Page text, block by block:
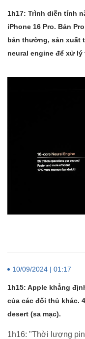
1h17: Trình diễn tính
iPhone 16 Pro. Bản
bản thường, sản xuất
neural engine để xử lý
10/09/2024 | 01:17
1h15: Apple khẳng
của các đối thủ khác.
desert (sa mạc).
1h16: "Thời lượng